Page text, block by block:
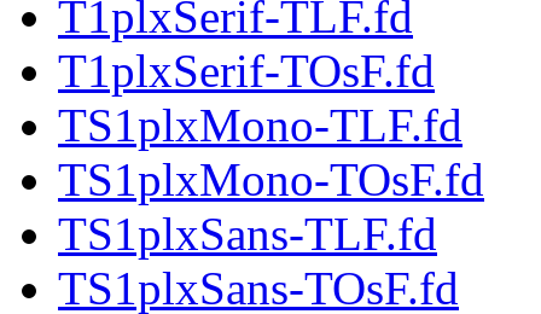
T1plxSerif-TLF.fd
T1plxSerif-TOsF.fd
TS1plxMono-TLF.fd
TS1plxMono-TOsF.fd
TS1plxSans-TLF.fd
TS1plxSans-TOsF.fd